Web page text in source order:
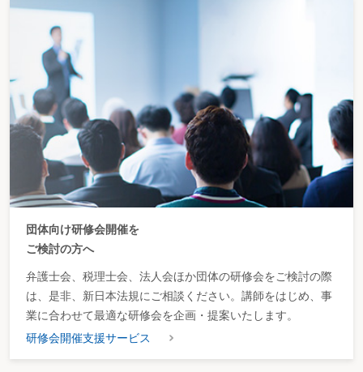
団体向け研修会開催を
ご検討の方へ
弁護士会、税理士会、法人会ほか団体の研修会をご検討の際
は、是非、新日本法規にご相談ください。講師をはじめ、事
業に合わせて最適な研修会を企画・提案いたします。
研修会開催支援サービス